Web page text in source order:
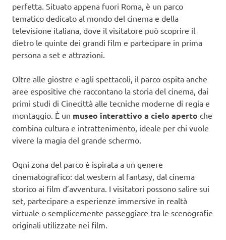
perfetta. Situato appena fuori Roma, è un parco
tematico dedicato al mondo del cinema e della
televisione italiana, dove il visitatore può scoprire il
dietro le quinte dei grandi film e partecipare in prima
persona a set e attrazioni.
Oltre alle giostre e agli spettacoli, il parco ospita anche
aree espositive che raccontano la storia del cinema, dai
primi studi di Cinecittà alle tecniche moderne di regia e
montaggio. È un museo interattivo a cielo aperto che
combina cultura e intrattenimento, ideale per chi vuole
vivere la magia del grande schermo.
Ogni zona del parco è ispirata a un genere
cinematografico: dal western al fantasy, dal cinema
storico ai film d’avventura. I visitatori possono salire sui
set, partecipare a esperienze immersive in realtà
virtuale o semplicemente passeggiare tra le scenografie
originali utilizzate nei film.